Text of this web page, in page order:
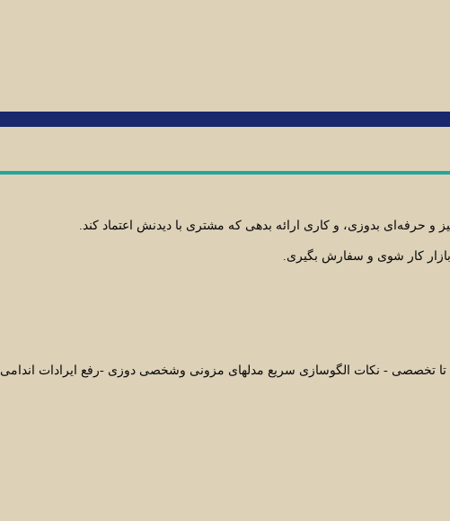
حرفه‌ای بدوزی، و کاری ارائه بدهی که مشتری با دیدنش اعتماد کند.
کار شوی و سفارش بگیری.
تا تخصصی - نکات الگوسازی سریع مدلهای مزونی وشخصی دوزی -رفع ایرادات اندامی